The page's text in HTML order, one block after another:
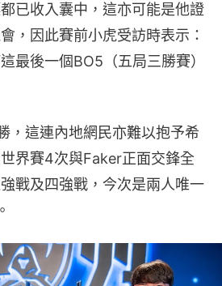
已收入囊中，這亦可能是他證
，因此賽前小虎受訪時表示：
最後一個BO5（五局三勝賽）
，這連內地網民亦難以抱予希
界賽4次與Faker正面交鋒全
戰及四強戰，今次是兩人唯一